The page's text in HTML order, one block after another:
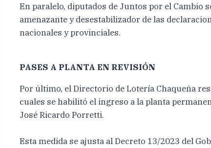
En paralelo, diputados de Juntos por el
amenazante y desestabilizador de las
nacionales y provinciales.
PASES A PLANTA EN REVISIÓN
Por último, el Directorio de Lotería Chaqueña
cuales se habilitó el ingreso a la planta
José Ricardo Porretti.
Esta medida se ajusta al Decreto 13/2023 del